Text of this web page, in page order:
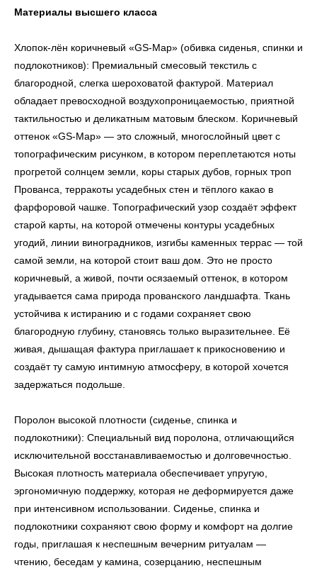
Материалы высшего класса
Хлопок-лён коричневый «GS-Map» (обивка сиденья, спинки и
подлокотников): Премиальный смесовый текстиль с
благородной, слегка шероховатой фактурой. Материал
обладает превосходной воздухопроницаемостью, приятной
тактильностью и деликатным матовым блеском. Коричневый
оттенок «GS-Map» — это сложный, многослойный цвет с
топографическим рисунком, в котором переплетаются ноты
прогретой солнцем земли, коры старых дубов, горных троп
Прованса, терракоты усадебных стен и тёплого какао в
фарфоровой чашке. Топографический узор создаёт эффект
старой карты, на которой отмечены контуры усадебных
угодий, линии виноградников, изгибы каменных террас — той
самой земли, на которой стоит ваш дом. Это не просто
коричневый, а живой, почти осязаемый оттенок, в котором
угадывается сама природа прованского ландшафта. Ткань
устойчива к истиранию и с годами сохраняет свою
благородную глубину, становясь только выразительнее. Её
живая, дышащая фактура приглашает к прикосновению и
создаёт ту самую интимную атмосферу, в которой хочется
задержаться подольше.
Поролон высокой плотности (сиденье, спинка и
подлокотники): Специальный вид поролона, отличающийся
исключительной восстанавливаемостью и долговечностью.
Высокая плотность материала обеспечивает упругую,
эргономичную поддержку, которая не деформируется даже
при интенсивном использовании. Сиденье, спинка и
подлокотники сохраняют свою форму и комфорт на долгие
годы, приглашая к неспешным вечерним ритуалам —
чтению, беседам у камина, созерцанию, неспешным
← Вернуться на предыдущую страницу